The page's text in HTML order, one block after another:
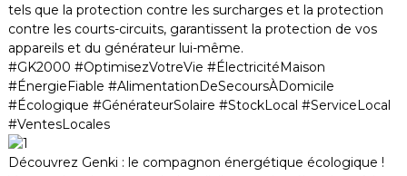
tels que la protection contre les surcharges et la protection
contre les courts-circuits, garantissent la protection de vos
appareils et du générateur lui-même.
#GK2000 #OptimisezVotreVie #ÉlectricitéMaison
#ÉnergieFiable #AlimentationDeSecoursÀDomicile
#Écologique #GénérateurSolaire #StockLocal #ServiceLocal
#VentesLocales
Découvrez Genki : le compagnon énergétique écologique !